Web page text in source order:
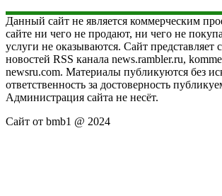
Данный сайт не является коммерческим
сайте ни чего не продают, ни чего не
услуги не оказываются. Сайт представляет
новостей RSS канала news.rambler.ru,
newsru.com. Материалы публикуются без
ответственность за достоверность
Администрация сайта не несёт.
Сайт от bmb1 @ 2024